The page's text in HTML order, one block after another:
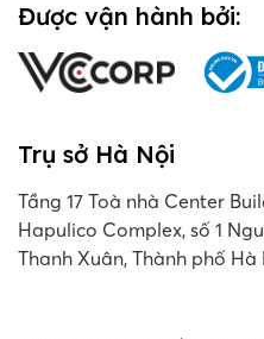
Được vận hành bởi:
Trụ sở Hà Nội
Tầng 17 Toà nhà Center
Hapulico Complex, số 1
Thanh Xuân, Thành phố Hà